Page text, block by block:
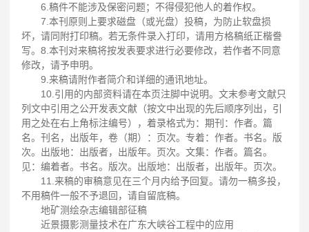
6.稿件不能涉及保密问题；不得侵犯他人的着作权。
7.本刊原则上要求磁盘（或光盘）投稿，为防止软盘损
坏，请同附打印稿。若无条件录入打印，请用方格稿纸正楷誊
写。8.本刊对来稿将按发表要求进行必要修改，若作者不同意
修改，请予申明。
9.来稿请附作者简介和详细的通讯地址。
10.引用的内部资料请在本页注脚中说明。文末参考文献只
列文中引用之公开发表文献（按文中出现的先后顺序列出，引
用之处在右上角标注编号），着录格式为：期刊：作者。篇
名。刊名，出版年，卷（期）：页次。专着：作者。书名。版
次。出版地：出版者，出版年。页次。文集：作者。篇名。
见：编着者。书名。版次。出版地：出版者，出版年。页次。
11.来稿的审稿意见在三个月内给予回复。请勿一稿多投，
不用稿件一般不予退回，请自留底稿。
地矿测绘杂志编辑部征稿
近景摄影测量技术在广东大峡谷工程中的应用